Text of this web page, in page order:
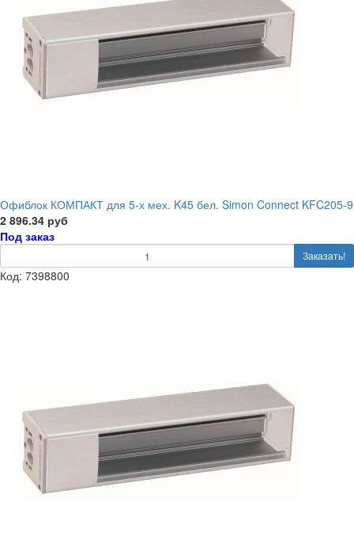
Офиблок КОМПАКТ для 5-х мех. K45 бел. Simon Connect KFC205-9
2 896.34 руб
Под заказ
Заказать!
Код: 7398800